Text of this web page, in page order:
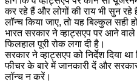
कर रहे हैं और लोगों की राय भी सुन
लॉन्च किया जाए, तो यह बिल्कुल सही
भारत सरकार ने व्हाट्सएप पर आने
फिलहाल पूरी रोक लगा दी है।
सरकार ने व्हाट्सएप को निर्देश दिया
फीचर के बारे में जानकारी दें और
लॉन्च न करें।